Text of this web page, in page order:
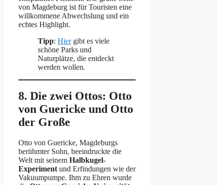
von Magdeburg ist für Touristen eine
willkommene Abwechslung und ein
echtes Highlight.
Tipp: Hiergibt es viele
schöne Parks und
Naturplätze, die entdeckt
werden wollen.
8. Die zwei Ottos: Otto
von Guericke und Otto
der Große
Otto von Guericke, Magdeburgs
berühmter Sohn, beeindruckte die
Welt mit seinem Halbkugel-
Experiment und Erfindungen wie der
Vakuumpumpe. Ihm zu Ehren wurde